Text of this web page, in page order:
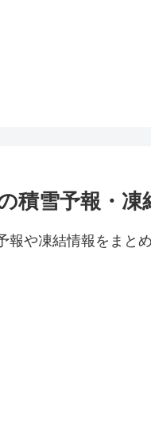
積雪予報・凍
報や凍結情報をまと